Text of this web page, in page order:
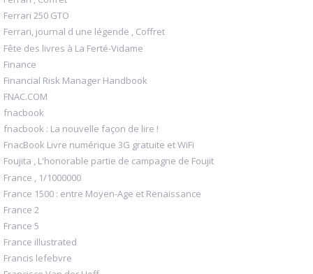
Ferrari 250 GTO
Ferrari, journal d une légende , Coffret
Fête des livres à La Ferté-Vidame
Finance
Financial Risk Manager Handbook
FNAC.COM
fnacbook
fnacbook : La nouvelle façon de lire !
FnacBook Livre numérique 3G gratuite et WiFi
Foujita , L'honorable partie de campagne de Foujit
France , 1/1000000
France 1500 : entre Moyen-Age et Renaissance
France 2
France 5
France illustrated
Francis lefebvre